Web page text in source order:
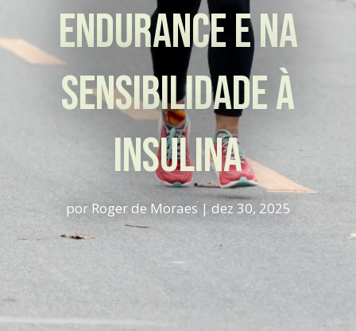
endurance e na
sensibilidade à
insulina
por Roger de Moraes|dez 30, 2025